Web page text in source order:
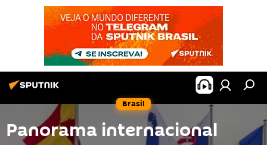
Brasil
Panorama internacional